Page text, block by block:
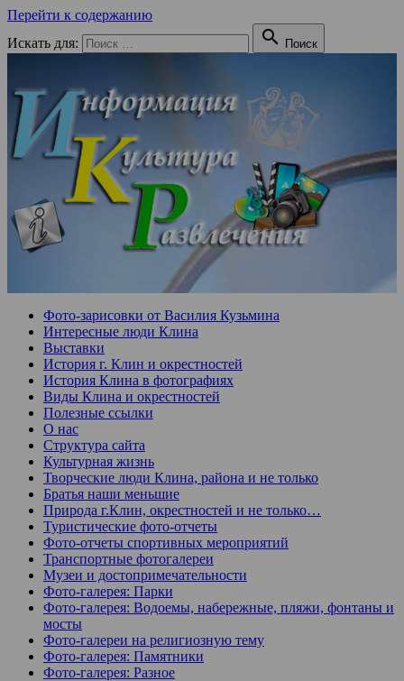
Перейти к содержанию
Искать для:
 Поиск
Фото-зарисовки от Василия Кузьмина
Интересные люди Клина
Выставки
История г. Клин и окрестностей
История Клина в фотографиях
Виды Клина и окрестностей
Полезные ссылки
О нас
Структура сайта
Культурная жизнь
Творческие люди Клина, района и не только
Братья наши меньшие
Природа г.Клин, окрестностей и не только…
Туристические фото-отчеты
Фото-отчеты спортивных мероприятий
Транспортные фотогалереи
Музеи и достопримечательности
Фото-галерея: Парки
Фото-галерея: Водоемы, набережные, пляжи, фонтаны и
мосты
Фото-галереи на религиозную тему
Фото-галерея: Памятники
Фото-галерея: Разное